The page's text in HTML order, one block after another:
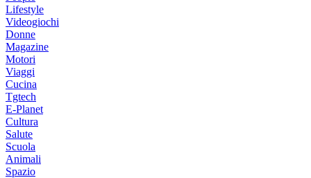
Lifestyle
Videogiochi
Donne
Magazine
Motori
Viaggi
Cucina
Tgtech
E-Planet
Cultura
Salute
Scuola
Animali
Spazio